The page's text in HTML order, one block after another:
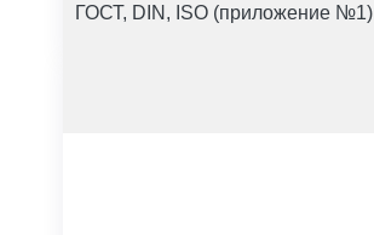
ГОСТ, DIN, ISO (приложение №1)